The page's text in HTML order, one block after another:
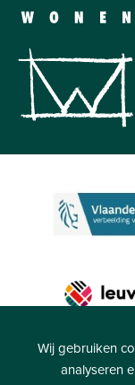
Wij gebruiken
analyseren